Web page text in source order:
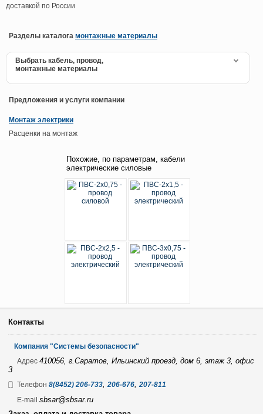
доставкой по России
Разделы каталога монтажные материалы
Выбрать кабель, провод,
монтажные материалы
Предложения и услуги компании
Монтаж электрики
Расценки на монтаж
Похожие, по параметрам, кабели
электрические силовые
Контакты
Компания "Системы безопасности"
Адрес 410056, г.Саратов, Ильинский проезд, дом 6, этаж 3, офис
3
Телефон 8(8452) 206-733,206-676,207-811
E-mail sbsar@sbsar.ru